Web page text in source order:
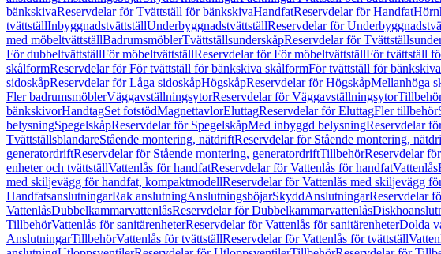
bänkskivaReservdelar för Tvättställ för bänkskivaHandfatReservdelar för Handfat
tvättställInbyggnadstvättställUnderbyggnadstvättställReservdelar för
med möbeltvättställBadrumsmöblerTvättställsunderskåpReservdelar för
För dubbeltvättställFör möbeltvättställReservdelar för För möbeltvättställFör tvättställ
skålformReservdelar för För tvättställ för bänkskiva skålformFör tvättställ för
sidoskåpReservdelar för Låga sidoskåpHögskåpReservdelar för HögskåpMellanhöga
Fler badrumsmöblerVäggavställningsytorReservdelar för Väggavställningsytor
bänkskivorHandtagSet fotstödMagnettavlorEluttagReservdelar för EluttagFler tillbehör
belysningSpegelskåpReservdelar för SpegelskåpMed inbyggd belysningReservdelar
TvättställsblandareStående montering, nätdriftReservdelar för Stående montering,
generatordriftReservdelar för Stående montering, generatordriftTillbehörReservdelar
enheter och tvättställVattenlås för handfatReservdelar för Vattenlås för handfatVattenlås
med skiljevägg för handfat, kompaktmodellReservdelar för Vattenlås med skiljevägg
HandfatsanslutningarRak anslutningAnslutningsböjarSkyddAnslutningarReservdelar
VattenlåsDubbelkammarvattenlåsReservdelar för Dubbelkammarvattenlås
TillbehörVattenlås för sanitärenheterReservdelar för Vattenlås för sanitärenheterDolda
AnslutningarTillbehörVattenlås för tvättställReservdelar för Vattenlås för tvättställ